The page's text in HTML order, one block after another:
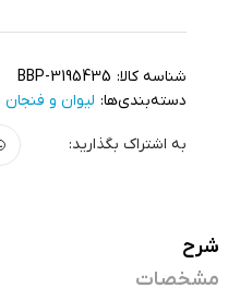
شناسه کالا: BBP-3195435
دسته‌بندی‌ها: لیوان و فنجان
به اشتراک بگذارید:
شرح
مشخصات